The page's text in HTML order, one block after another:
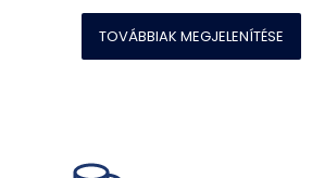
TOVÁBBIAK MEGJELENÍTÉSE